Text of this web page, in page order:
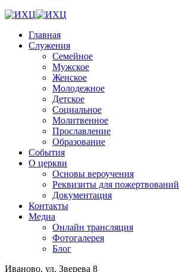
Главная
Служения
Семейное
Мужское
Женское
Молодежное
Детское
Социальное
Молитвенное
Прославление
Образование
События
О церкви
Основы вероучения
Реквизиты для пожертвований
Документация
Контакты
Медиа
Онлайн трансляция
Фотогалерея
Блог
Иваново, ул. Зверева 8